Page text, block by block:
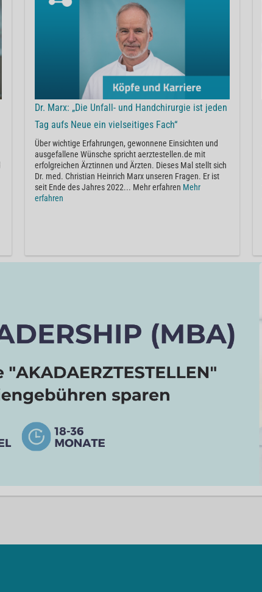
Dr. Marx: „Die Unfall- und Handchirurgie ist jeden
Tag aufs Neue ein vielseitiges Fach“
Über wichtige Erfahrungen, gewonnene Einsichten und
ausgefallene Wünsche spricht aerztestellen.de mit
erfolgreichen Ärztinnen und Ärzten. Dieses Mal stellt sich
Dr. med. Christian Heinrich Marx unseren Fragen. Er ist
seit Ende des Jahres 2022... Mehr erfahren Mehr
erfahren